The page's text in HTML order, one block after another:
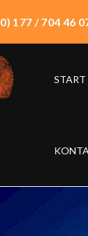
177 / 704 46
START